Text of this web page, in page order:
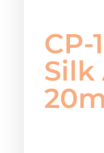
CP-
Silk